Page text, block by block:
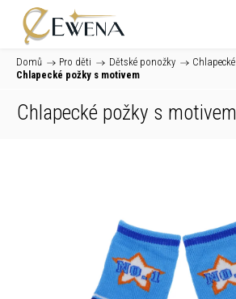
Domů / Pro děti / Dětské ponožky / Chlapecké
Chlapecké požky s motivem
Chlapecké požky s motivem